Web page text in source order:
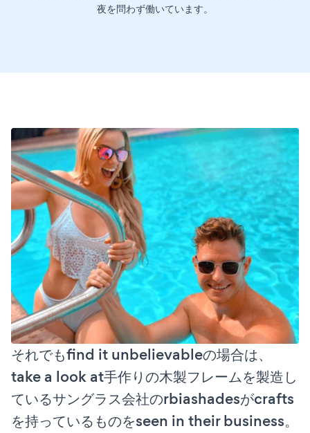
夜を問わず働いています。
それでもfind it unbelievableの場合は、
take a look at手作りの木製フレームを製造し
ているサングラス会社のrbiashadesがcrafts
を持っているものをseen in their business。